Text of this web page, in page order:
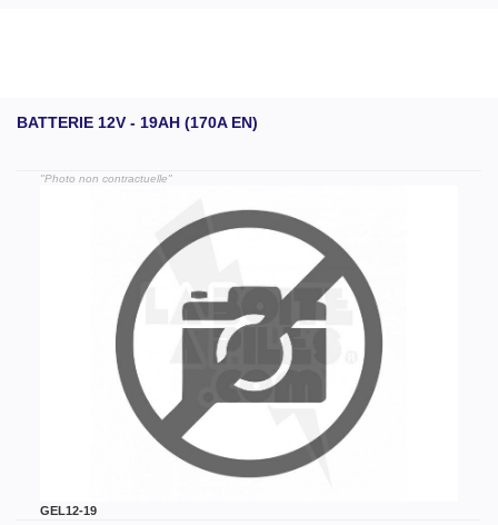
BATTERIE 12V - 19AH (170A EN)
"Photo non contractuelle"
GEL12-19